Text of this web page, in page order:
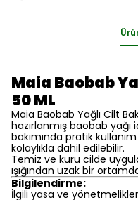
Maia Baobab
50 ML
Maia Baobab Yağlı Cilt
hazırlanmış baobab
bakımında pratik
kolaylıkla dahil edilebilir.
Temiz ve kuru cilde
ışığından uzak bir
Bilgilendirme:
İlgili yasa ve